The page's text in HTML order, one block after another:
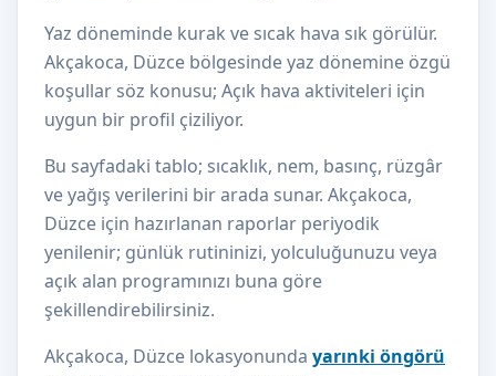
Yaz döneminde kurak ve sıcak hava sık görülür.
Akçakoca, Düzce bölgesinde yaz dönemine özgü
koşullar söz konusu; Açık hava aktiviteleri için
uygun bir profil çiziliyor.
Bu sayfadaki tablo; sıcaklık, nem, basınç, rüzgâr
ve yağış verilerini bir arada sunar. Akçakoca,
Düzce için hazırlanan raporlar periyodik
yenilenir; günlük rutininizi, yolculuğunuzu veya
açık alan programınızı buna göre
şekillendirebilirsiniz.
Akçakoca, Düzce lokasyonunda yarınki öngörü